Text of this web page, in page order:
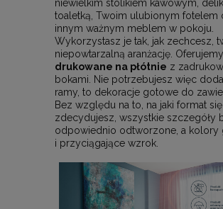
niewielkim stolikiem kawowym,
toaletką, Twoim ulubionym fotelem
innym ważnym meblem w pokoju.
Wykorzystasz je tak, jak zechcesz,
niepowtarzalną aranżację. Oferujemy
drukowane na płótnie z
bokami. Nie potrzebujesz więc
ramy, to dekoracje gotowe do
Bez względu na to, na jaki format się
zdecydujesz, wszystkie szczegóły
odpowiednio odtworzone, a kolory
i przyciągające wzrok.